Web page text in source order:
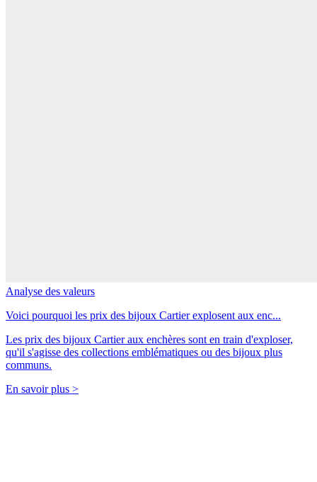
Analyse des valeurs
Voici pourquoi les prix des bijoux Cartier explosent aux enc...
Les prix des bijoux Cartier aux enchères sont en train d'exploser,
qu'il s'agisse des collections emblématiques ou des bijoux plus
communs.
En savoir plus >